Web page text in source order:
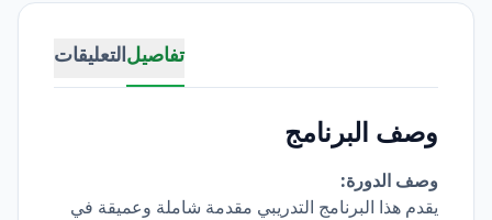
تفاصيلالتعليقات
وصف البرنامج
وصف الدورة:
يقدم هذا البرنامج التدريبي مقدمة شاملة وعميقة في